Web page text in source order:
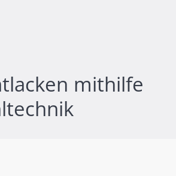
mithilfe